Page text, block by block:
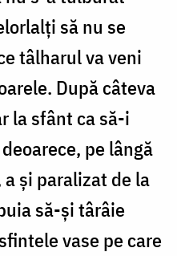
să nu se
tâlharul va veni
După câteva
la sfânt ca să-i
pe lângă
şi paralizat de la
să-şi târâie
vase pe care